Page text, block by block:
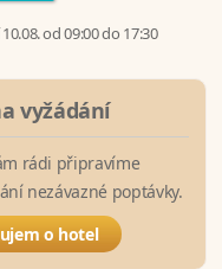
od 09:00 do 17:30
vyžádání
rádi připravíme
nezávazné poptávky.
o hotel